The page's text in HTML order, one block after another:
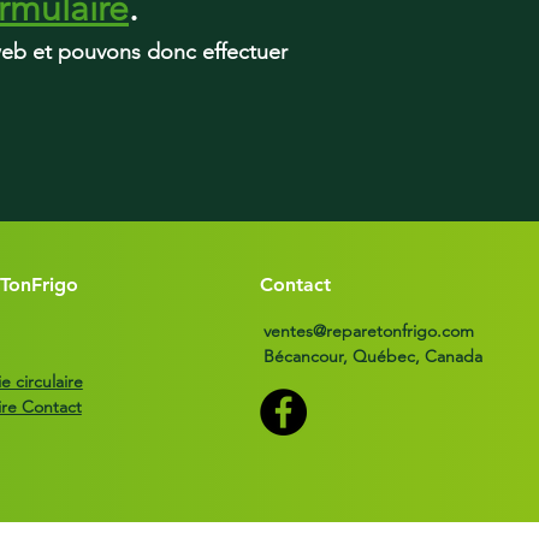
et pouvons donc effectuer
circulaire
Contact
Contact
ventes@reparetonfrigo.com
Bécancour, Québec, Canada